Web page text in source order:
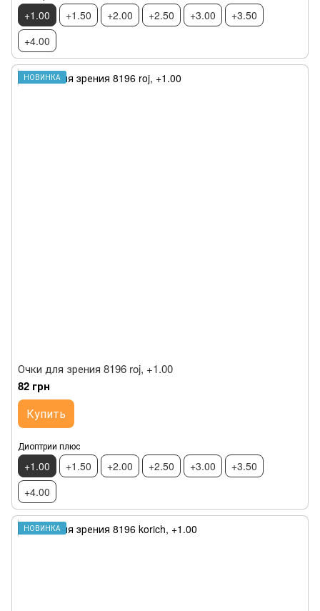
+1.00 +1.50 +2.00 +2.50 +3.00
+3.50
+4.00
НОВИНКА
Очки для зрения 8196 roj, +1.00
82 грн
Купить
Диоптрии плюс
+1.00 +1.50 +2.00 +2.50 +3.00
+3.50
+4.00
НОВИНКА